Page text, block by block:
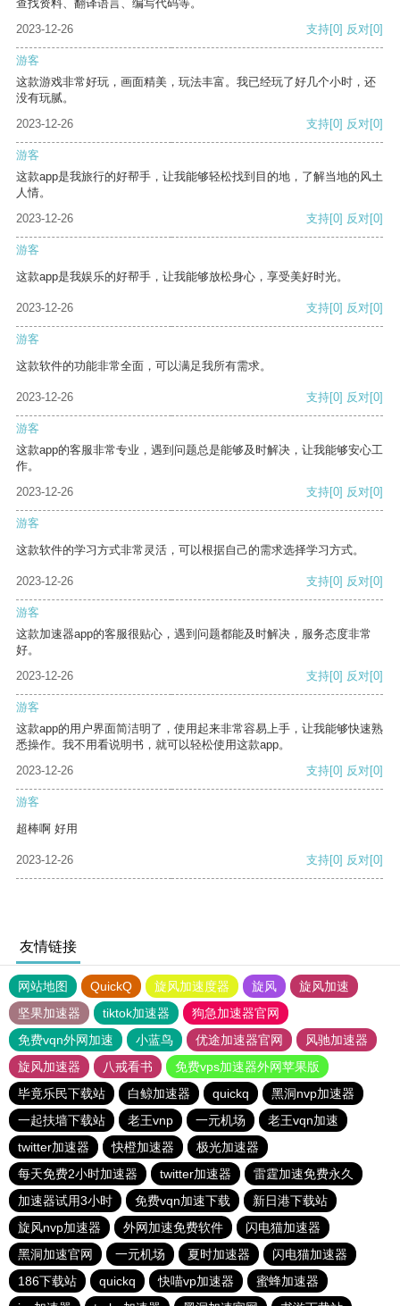
查找资料、翻译语言、编写代码等。
2023-12-26
支持[0] 反对[0]
游客
这款游戏非常好玩，画面精美，玩法丰富。我已经玩了好几个小时，还
没有玩腻。
2023-12-26
支持[0] 反对[0]
游客
这款app是我旅行的好帮手，让我能够轻松找到目的地，了解当地的风土
人情。
2023-12-26
支持[0] 反对[0]
游客
这款app是我娱乐的好帮手，让我能够放松身心，享受美好时光。
2023-12-26 支持[0] 反对[0]
游客
这款软件的功能非常全面，可以满足我所有需求。
2023-12-26 支持[0] 反对[0]
游客
这款app的客服非常专业，遇到问题总是能够及时解决，让我能够安心工
作。
2023-12-26
支持[0] 反对[0]
游客
这款软件的学习方式非常灵活，可以根据自己的需求选择学习方式。
2023-12-26 支持[0] 反对[0]
游客
这款加速器app的客服很贴心，遇到问题都能及时解决，服务态度非常
好。
2023-12-26
支持[0] 反对[0]
游客
这款app的用户界面简洁明了，使用起来非常容易上手，让我能够快速熟
悉操作。我不用看说明书，就可以轻松使用这款app。
2023-12-26
支持[0] 反对[0]
游客
超棒啊 好用
2023-12-26 支持[0] 反对[0]
友情链接
网站地图 QuickQ 旋风加速度器 旋风
旋风加速
坚果加速器
tiktok加速器
狗急加速器官网
免费vqn外网加速
小蓝鸟 优途加速器官网
风驰加速器
旋风加速器
八戒看书
免费vps加速器外网苹果版
毕竟乐民下载站
白鲸加速器 quickq
黑洞nvp加速器
一起扶墙下载站
老王vnp 一元机场
老王vqn加速
twitter加速器
快橙加速器
极光加速器
每天免费2小时加速器
twitter加速器
雷霆加速免费永久
加速器试用3小时
免费vqn加速下载
新日港下载站
旋风nvp加速器
外网加速免费软件
闪电猫加速器
黑洞加速官网
一元机场 夏时加速器
闪电猫加速器
186下载站
quickq 快喵vp加速器
蜜蜂加速器